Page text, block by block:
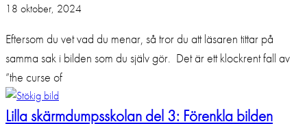
18 oktober, 2024
Eftersom du vet vad du menar, så tror du att läsaren tittar på
samma sak i bilden som du själv gör. Det är ett klockrent fall av
”the curse of
Lilla skärmdumpsskolan del 3: Förenkla bilden